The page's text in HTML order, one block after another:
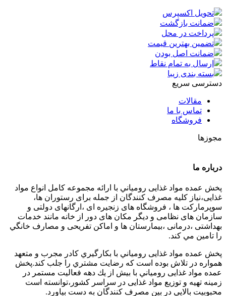
تحویل اکسپرس
ضمانت بازگشت
پرداخت در محل
تضمین بهترین قیمت
ضمانت اصل بودن
ارسال به تمام نقاط
بسته بندی زیبا
دسترسی سریع
مقالات
تماس با ما
فروشگاه
مجوزها
درباره ما
پخش عمده مواد غذایی رومياني با ارائه مجموعه كامل انواع مواد
غذایی،نياز كليه مصرف كنندگان از جمله برای رستوران ها،
سوپرمارکت ها ، فروشگاه های زنجیره ای ،ارگانهای دولتی و
سازمان های نظامی و دیگر مکان های دور از خانه مانند خدمات
بهداشتی ،درمانی ،بیمارستان ها و اماکن تفریحی و مصارف خانگي
را تامین مي كند.
پخش عمده مواد غذایی رومياني با بكارگيري كادر مجرب و متعهد
همواره در تلاش بوده است كه رضايت مشتري را جلب كند.پخش
عمده مواد غذایی رومياني با بيش از يك دهه فعاليت مستمر در
زمينه تهيه و توزيع مواد غذایی در سراسر كشور،توانسته است
محبوبيت بالايي در بين مصرف كنندگان به دست بياورد.